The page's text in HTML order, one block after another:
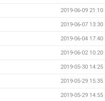
2019-06-09 21:10
2019-06-07 13:30
2019-06-04 17:40
2019-06-02 10:20
2019-05-30 14:25
2019-05-29 15:35
2019-05-29 14:55